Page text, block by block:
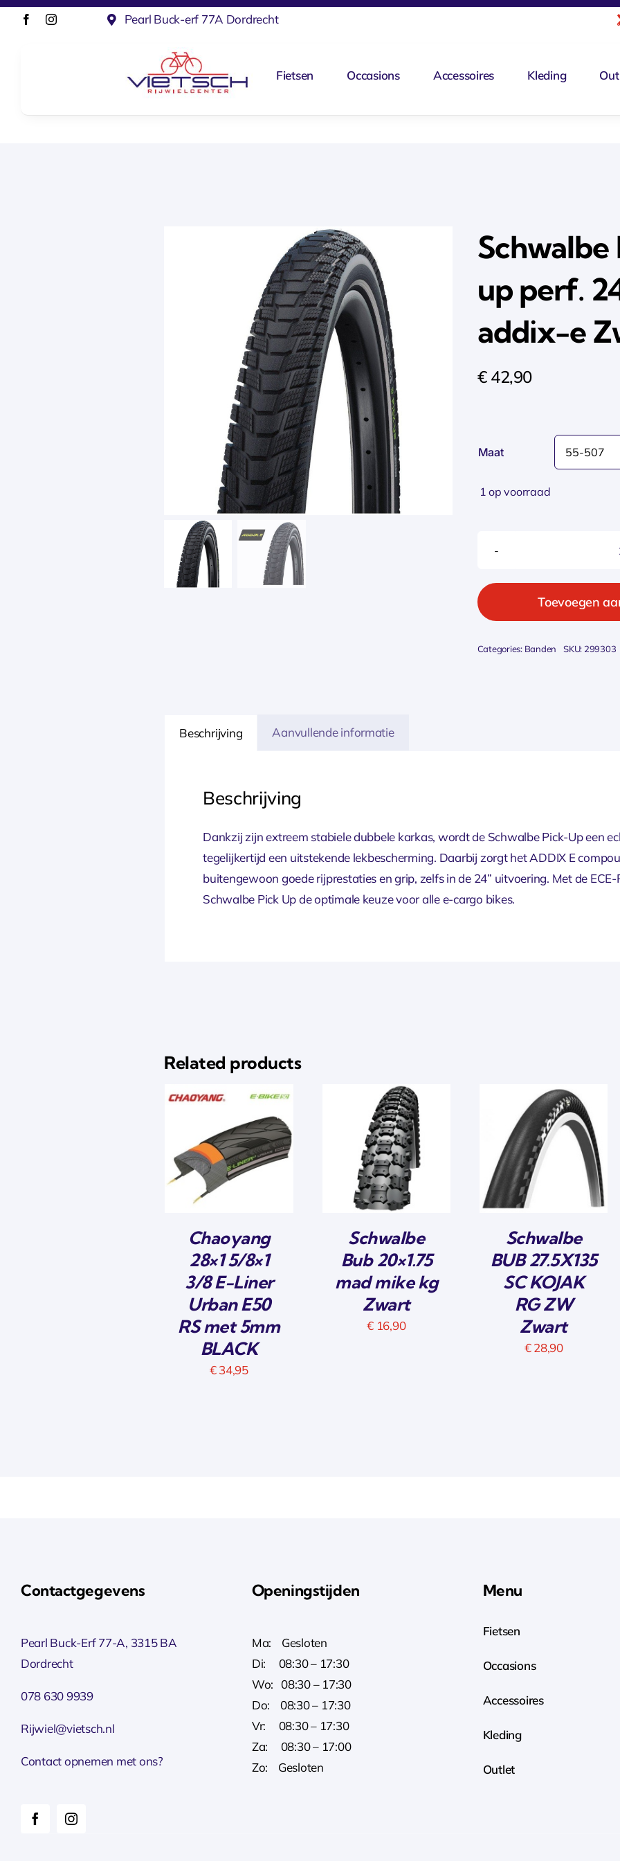
Ga
Pearl Buck-erf 77A Dordrecht
Fietsen Occasions Accessoires Kleding
up perf.
addix-e
€42,90
Maat
1 op voorraad
Toevoegen
Categories: Banden SKU: 299303
Beschrijving Aanvullende informatie
Beschrijving
Dankzij zijn extreem stabiele dubbele karkas, wordt de Schwalbe Pick-Up een
tegelijkertijd een uitstekende lekbescherming. Daarbij zorgt het ADDIX E
buitengewoon goede rijprestaties en grip, zelfs in de 24” uitvoering. Met de
Schwalbe Pick Up de optimale keuze voor alle e-cargo bikes.
Related products
Chaoyang
28×1 5/8×1
3/8 E-Liner
Urban E50
RS met 5mm
BLACK
€34,95
Schwalbe
Bub 20×1.75
mad mike kg
Zwart
€16,90
Schwalbe
BUB 27.5X135
SC KOJAK
RG ZW
Zwart
€28,90
Contactgegevens
Pearl Buck-Erf 77-A, 3315 BA
Dordrecht
078 630 9939
Rijwiel@vietsch.nl
Contact opnemen met ons?
Openingstijden
Ma: Gesloten
Di: 08:30 – 17:30
Wo: 08:30 – 17:30
Do: 08:30 – 17:30
Vr: 08:30 – 17:30
Za: 08:30 – 17:00
Zo: Gesloten
Menu
Fietsen
Occasions
Accessoires
Kleding
Outlet